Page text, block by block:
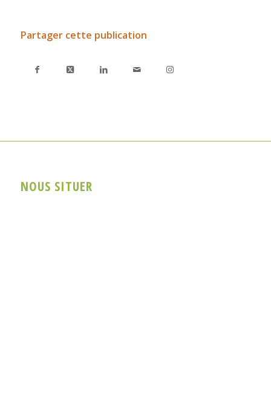
Partager cette publication
NOUS SITUER